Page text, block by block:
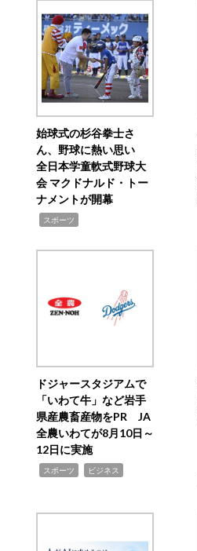
始球式の杉谷拳士さ
ん、野球に熱い思い
全日本学童軟式野球大
会 マクドナルド・トー
ナメントが開幕
スポーツ
ドジャースタジアムで
「いわて牛」など岩手
県産農畜産物をPR JA
全農いわてが8月10日～
12日に実施
スポーツ ビジネス